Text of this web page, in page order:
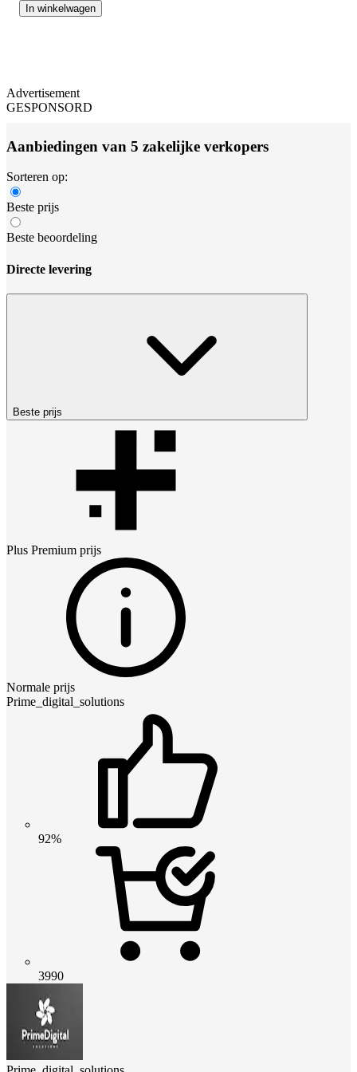
In winkelwagen
Advertisement
GESPONSORD
Aanbiedingen van 5 zakelijke verkopers
Sorteren op:
Beste prijs
Beste beoordeling
Directe levering
Beste prijs
Plus Premium prijs
Normale prijs
Prime_digital_solutions
92%
3990